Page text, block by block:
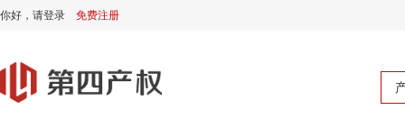
你好， 请登录 免费注册